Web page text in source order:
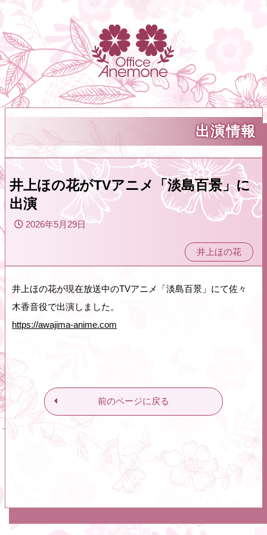
出演情報
井上ほの花がTVアニメ「淡島百景」に
出演
2026年5月29日
井上ほの花
井上ほの花が現在放送中のTVアニメ「淡島百景」にて佐々
木香音役で出演しました。
https://awajima-anime.com
前のページに戻る